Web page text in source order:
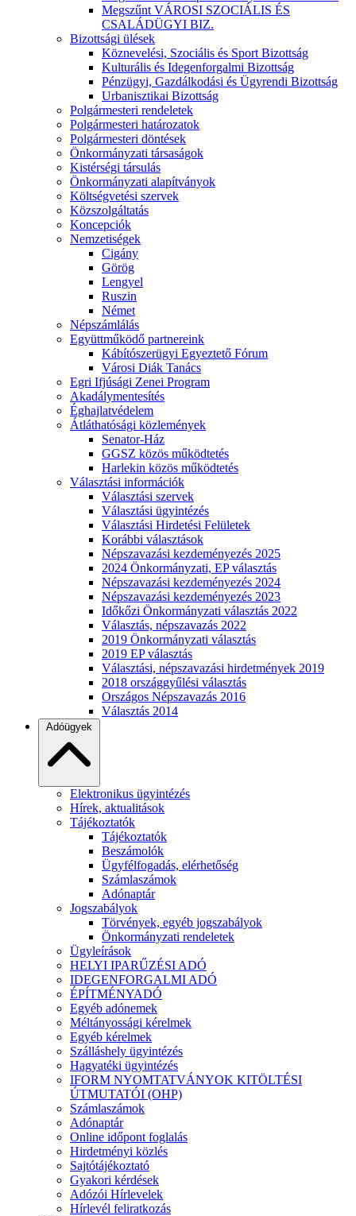
Megszűnt VÁROSI SZOCIÁLIS ÉS
CSALÁDÜGYI BIZ.
Bizottsági ülések
Köznevelési, Szociális és Sport Bizottság
Kulturális és Idegenforgalmi Bizottság
Pénzügyi, Gazdálkodási és Ügyrendi Bizottság
Urbanisztikai Bizottság
Polgármesteri rendeletek
Polgármesteri határozatok
Polgármesteri döntések
Önkormányzati társaságok
Kistérségi társulás
Önkormányzati alapítványok
Költségvetési szervek
Közszolgáltatás
Koncepciók
Nemzetiségek
Cigány
Görög
Lengyel
Ruszin
Német
Népszámlálás
Együttműködő partnereink
Kábítószerügyi Egyeztető Fórum
Városi Diák Tanács
Egri Ifjúsági Zenei Program
Akadálymentesítés
Éghajlatvédelem
Átláthatósági közlemények
Senator-Ház
GGSZ közös működtetés
Harlekin közös működtetés
Választási információk
Választási szervek
Választási ügyintézés
Választási Hirdetési Felületek
Korábbi választások
Népszavazási kezdeményezés 2025
2024 Önkormányzati, EP választás
Népszavazási kezdeményezés 2024
Népszavazási kezdeményezés 2023
Időkőzi Önkormányzati választás 2022
Választás, népszavazás 2022
2019 Önkormányzati választás
2019 EP választás
Választási, népszavazási hirdetmények 2019
2018 országgyűlési választás
Országos Népszavazás 2016
Választás 2014
Adóügyek
Elektronikus ügyintézés
Hírek, aktualitások
Tájékoztatók
Tájékoztatók
Beszámolók
Ügyfélfogadás, elérhetőség
Számlaszámok
Adónaptár
Jogszabályok
Törvények, egyéb jogszabályok
Önkormányzati rendeletek
Ügyleírások
HELYI IPARŰZÉSI ADÓ
IDEGENFORGALMI ADÓ
ÉPÍTMÉNYADÓ
Egyéb adónemek
Méltányossági kérelmek
Egyéb kérelmek
Szálláshely ügyintézés
Hagyatéki ügyintézés
IFORM NYOMTATVÁNYOK KITÖLTÉSI
ÚTMUTATÓI (OHP)
Számlaszámok
Adónaptár
Online időpont foglalás
Hirdetményi közlés
Sajtótájékoztató
Gyakori kérdések
Adózói Hírlevelek
Hírlevél feliratkozás